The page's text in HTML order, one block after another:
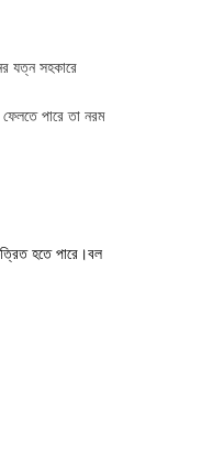
যত্ন সহকারে
ফেলতে পারে তা নরম
হতে পারে।বল